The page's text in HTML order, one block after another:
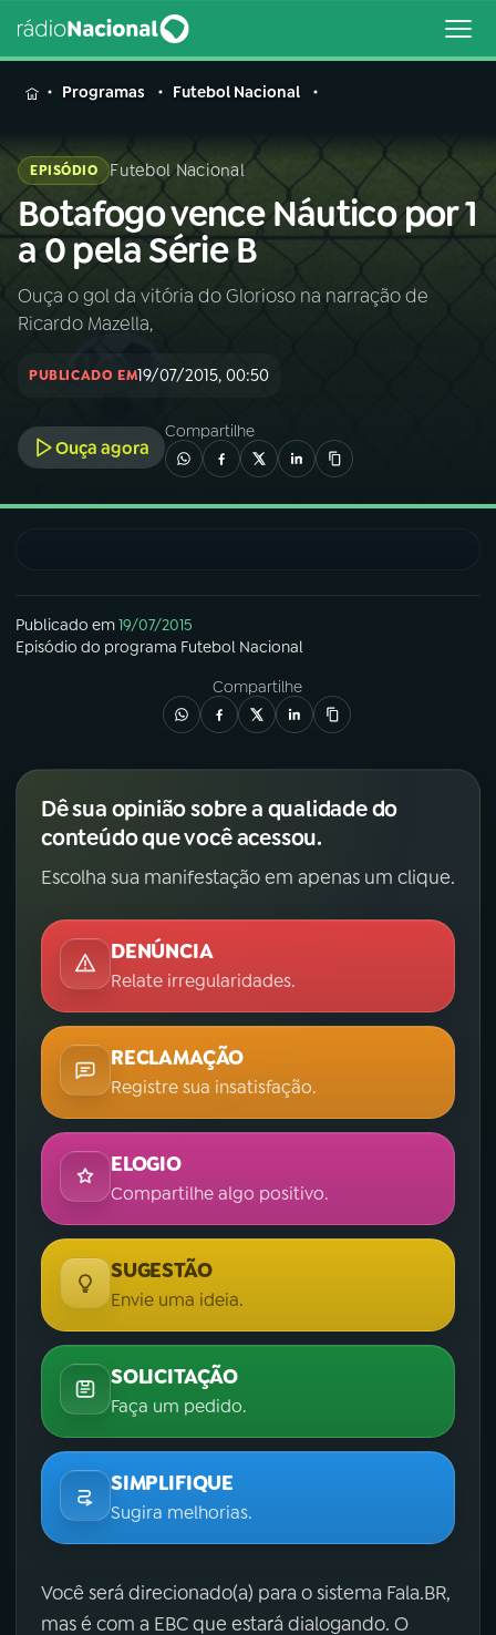
MENU
Buscar
na
Rádio
Nacional
Buscar
04PROGRAMAS
PODCASTS
06VIDEOCASTS
07ÚLTIMAS
FESTIVAL DE MÚSICA
ACOMPANHE A RÁDIO NACIONAL
Instagram X
Programas Futebol Nacional
EPISÓDIO Futebol Nacional
Botafogo vence Náutico por 1
a 0 pela Série B
Ouça o gol da vitória do Glorioso na narração de
Ricardo Mazella,
PUBLICADO EM19/07/2015, 00:50
Ouça agora
Compartilhe
Publicado em19/07/2015
Episódio do programa Futebol Nacional
Compartilhe
Dê sua opinião sobre a qualidade do
conteúdo que você acessou.
Escolha sua manifestação em apenas um clique.
DENÚNCIA
Relate irregularidades.
RECLAMAÇÃO
Registre sua insatisfação.
ELOGIO
Compartilhe algo positivo.
SUGESTÃO
Envie uma ideia.
SOLICITAÇÃO
Faça um pedido.
SIMPLIFIQUE
Sugira melhorias.
Você será direcionado(a) para o sistema Fala.BR,
mas é com a EBC que estará dialogando. O